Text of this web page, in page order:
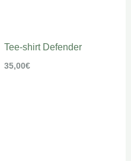
Tee-shirt Defender
35,00€